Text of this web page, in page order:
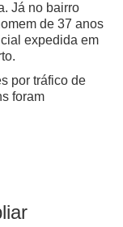
Já no bairro
de 37 anos
expedida em
por tráfico de
foram